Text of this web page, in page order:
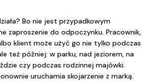
Bo nie jest przypadkowym
zaproszenie do odpoczynku. Pracownik,
klient może użyć go nie tylko podczas
też później: w parku, nad jeziorem, na
czy podczas rodzinnej majówki.
uruchamia skojarzenie z marką.